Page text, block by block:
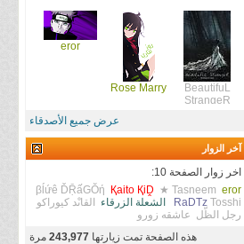
BeautifuL
StrangeR
Rose Marry
eror
عرض جميع الأصدقاء
آخر الزوار
اخر زوار الصفحة 10:
βĺứê ĎṜấGŎή
Қaito ҚiḒ ★ Tasneem eror
RaDTz Tosshi الشعلة الزرقاء
القاىْد كيوراكو
رجل الظّل عاشقه زورو
هذه الصفحة تمت زيارتها 243,977 مرة